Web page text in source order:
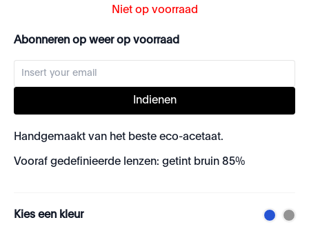
Niet op voorraad
Abonneren op weer op voorraad
Indienen
Handgemaakt van het beste eco-acetaat.
Vooraf gedefinieerde lenzen: getint bruin 85%
Kies een kleur